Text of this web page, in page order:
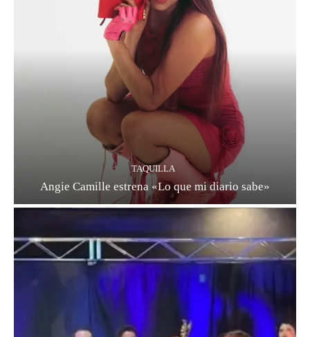
TAQUILLA
Angie Camille estrena «Lo que mi diario sabe»